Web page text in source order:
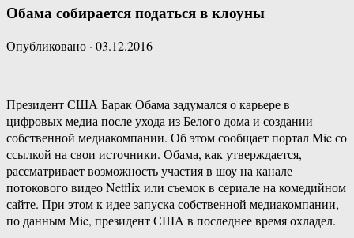
Обама собирается податься в клоуны
Опубликовано · 03.12.2016
Президент США Барак Обама задумался о карьере в
цифровых медиа после ухода из Белого дома и создании
собственной медиакомпании. Об этом сообщает портал Mic со
ссылкой на свои источники. Обама, как утверждается,
рассматривает возможность участия в шоу на канале
потокового видео Netflix или съемок в сериале на комедийном
сайте. При этом к идее запуска собственной медиакомпании,
по данным Mic, президент США в последнее время охладел.